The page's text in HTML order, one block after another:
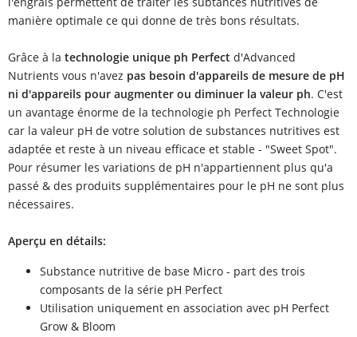
manière optimale ce qui donne de très bons résultats.
Grâce à la technologie unique ph Perfect d'Advanced
Nutrients vous n'avez pas besoin d'appareils de mesure de pH
ni d'appareils pour augmenter ou diminuer la valeur ph. C'est
un avantage énorme de la technologie ph Perfect Technologie
car la valeur pH de votre solution de substances nutritives est
adaptée et reste à un niveau efficace et stable - "Sweet Spot".
Pour résumer les variations de pH n'appartiennent plus qu'a
passé & des produits supplémentaires pour le pH ne sont plus
nécessaires.
Aperçu en détails:
Substance nutritive de base Micro - part des trois
composants de la série pH Perfect
Utilisation uniquement en association avec pH Perfect
Grow & Bloom